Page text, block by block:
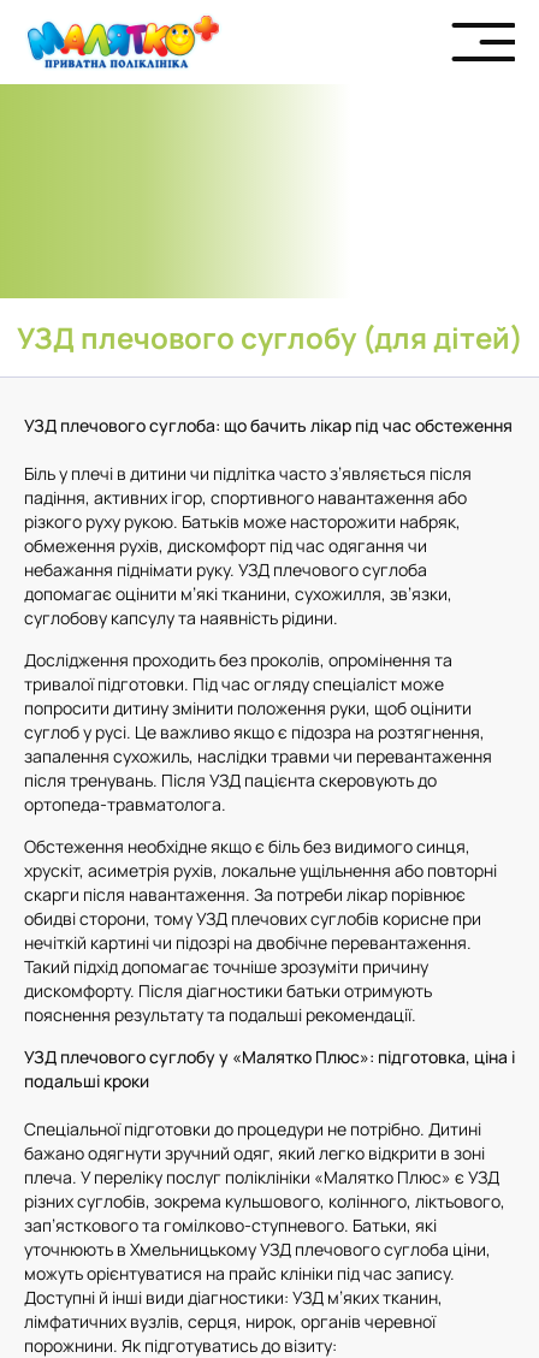
УЗД плечового суглобу (для дітей)
УЗД плечового суглоба: що бачить лікар під час обстеження
Біль у плечі в дитини чи підлітка часто з’являється після
падіння, активних ігор, спортивного навантаження або
різкого руху рукою. Батьків може насторожити набряк,
обмеження рухів, дискомфорт під час одягання чи
небажання піднімати руку. УЗД плечового суглоба
допомагає оцінити м’які тканини, сухожилля, зв’язки,
суглобову капсулу та наявність рідини.
Дослідження проходить без проколів, опромінення та
тривалої підготовки. Під час огляду спеціаліст може
попросити дитину змінити положення руки, щоб оцінити
суглоб у русі. Це важливо якщо є підозра на розтягнення,
запалення сухожиль, наслідки травми чи перевантаження
після тренувань. Після УЗД пацієнта скеровують до
ортопеда-травматолога.
Обстеження необхідне якщо є біль без видимого синця,
хрускіт, асиметрія рухів, локальне ущільнення або повторні
скарги після навантаження. За потреби лікар порівнює
обидві сторони, тому УЗД плечових суглобів корисне при
нечіткій картині чи підозрі на двобічне перевантаження.
Такий підхід допомагає точніше зрозуміти причину
дискомфорту. Після діагностики батьки отримують
пояснення результату та подальші рекомендації.
УЗД плечового суглобу у «Малятко Плюс»: підготовка, ціна і
подальші кроки
Спеціальної підготовки до процедури не потрібно. Дитині
бажано одягнути зручний одяг, який легко відкрити в зоні
плеча. У переліку послуг поліклініки «Малятко Плюс» є УЗД
різних суглобів, зокрема кульшового, колінного, ліктьового,
зап’ясткового та гомілково-ступневого. Батьки, які
уточнюють в Хмельницькому УЗД плечового суглоба ціни,
можуть орієнтуватися на прайс клініки під час запису.
Доступні й інші види діагностики: УЗД м’яких тканин,
лімфатичних вузлів, серця, нирок, органів черевної
порожнини. Як підготуватись до візиту: